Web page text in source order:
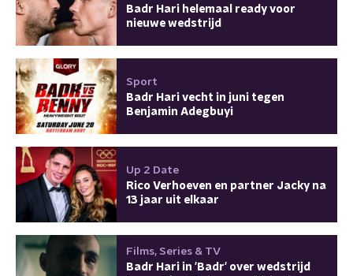
Badr Hari helemaal ready voor
nieuwe wedstrijd
Sport
Badr Hari vecht in juni tegen
Benjamin Adegbuyi
Up 2 Date
Rico Verhoeven en partner Jacky na
13 jaar uit elkaar
Films, Series & TV
Badr Hari in 'Badr' over wedstrijd